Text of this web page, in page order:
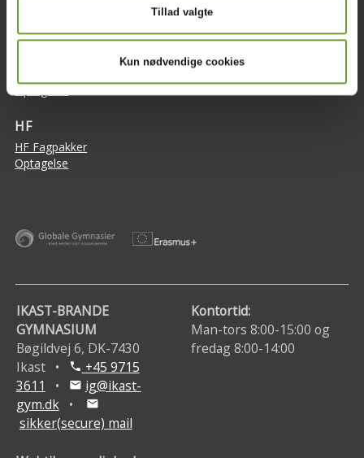
Tillad valgte
Kun nødvendige cookies
Dimission
HF
HF Fagpakker
Optagelse
IKAST-BRANDE
GYMNASIUM
Bøgildvej 6, DK-7430
Ikast •
phone +45 9715
3611
• mail ig@ikast-
gym.dk• mail
sikker(secure) mail
Kontortid:
Man-tors 8:00-15:00 og
fredag 8:00-14:00